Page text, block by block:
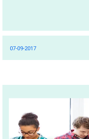
07-09-2017